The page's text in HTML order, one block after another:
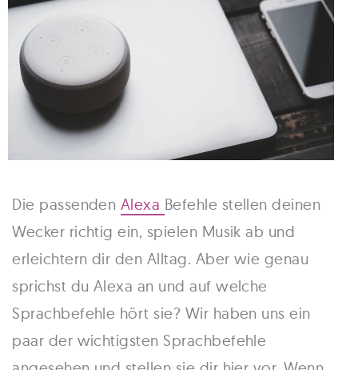
Die passenden Alexa Befehle stellen deinen
Wecker richtig ein, spielen Musik ab und
erleichtern dir den Alltag. Aber wie genau
sprichst du Alexa an und auf welche
Sprachbefehle hört sie? Wir haben uns ein
paar der wichtigsten Sprachbefehle